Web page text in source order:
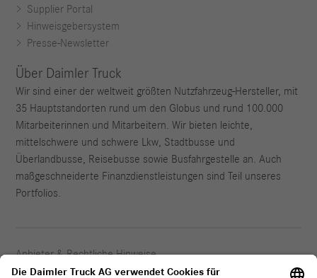
Supplier Portal
Hinweisgebersystem
Presse-Newsletter
Über Daimler Truck
Wir sind einer der weltweit größten Nutzfahrzeug-Hersteller, mit
35 Hauptstandorten rund um den Globus und rund 100.000
Mitarbeiterinnen und Mitarbeitern. Wir bieten leichte,
mittelschwere und schwere Lkw, Stadtbusse und
Überlandbusse, Reisebusse sowie Busfahrgestelle an. Auch
maßgeschneiderte Finanzdienstleistungen sind Teil unseres
Portfolios.
Anbieter & Rechtliche Hinweise